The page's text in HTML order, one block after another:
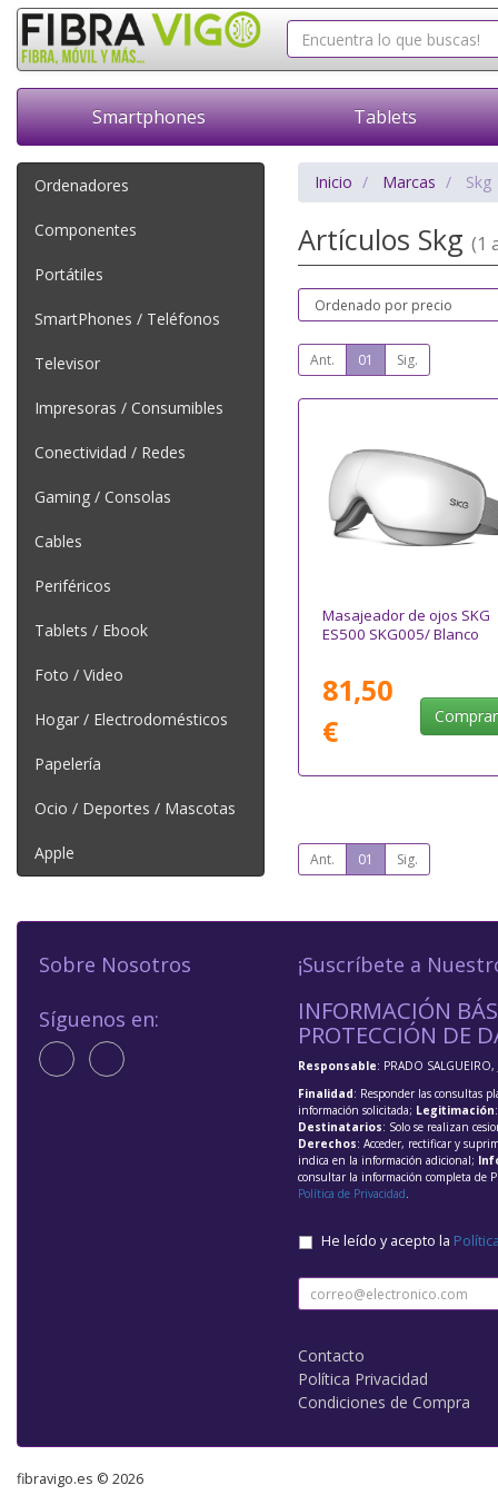
Smartphones Tablets
Ordenadores
Componentes
Portátiles
SmartPhones / Teléfonos
Televisor
Impresoras / Consumibles
Conectividad / Redes
Gaming / Consolas
Cables
Periféricos
Tablets / Ebook
Foto / Video
Hogar / Electrodomésticos
Papelería
Ocio / Deportes / Mascotas
Apple
Inicio Marcas Skg
Artículos Skg (1
Ant. 01 Sig.
Masajeador de ojos SKG
ES500 SKG005/ Blanco
81,50
€
Comprar
Ant. 01 Sig.
Sobre Nosotros
Síguenos en:
¡Suscríbete a
INFORMACIÓN
PROTECCIÓN DE
Responsable: PRADO SALGUEIRO,
Finalidad: Responder las consultas
información solicitada; Legitimación
Destinatarios: Solo se realizan
Derechos: Acceder, rectificar y
indica en la información adicional;
consultar la información completa de
Política de Privacidad.
He leído y acepto la
Contacto
Política Privacidad
Condiciones de Compra
fibravigo.es © 2026